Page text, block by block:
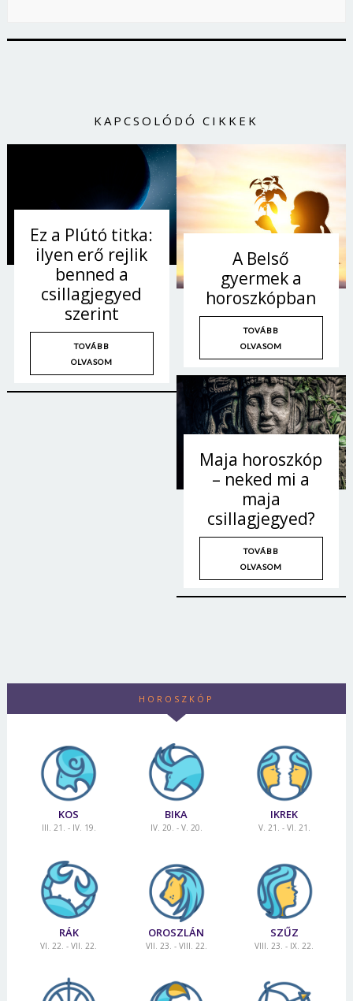
KAPCSOLÓDÓ CIKKEK
Ez a Plútó titka:
ilyen erő rejlik
benned a
csillagjegyed
szerint
TOVÁBB
OLVASOM
A Belső
gyermek a
horoszkópban
TOVÁBB
OLVASOM
Maja horoszkóp
– neked mi a
maja
csillagjegyed?
TOVÁBB
OLVASOM
HOROSZKÓP
KOS
III. 21. - IV. 19.
BIKA
IV. 20. - V. 20.
IKREK
V. 21. - VI. 21.
RÁK
VI. 22. - VII. 22.
OROSZLÁN
VII. 23. - VIII. 22.
SZŰZ
VIII. 23. - IX. 22.